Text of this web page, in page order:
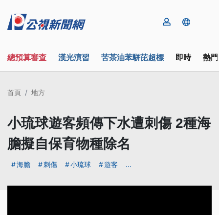
總預算審查 漢光演習 苦茶油苯駢芘超標 即時 熱
首頁 地方
小琉球遊客頻傳下水遭刺傷 2種海
膽擬自保育物種除名
海膽 刺傷 小琉球 遊客 ...